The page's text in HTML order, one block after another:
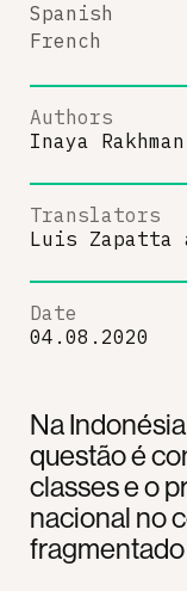
Na
questão é
classes e o
nacional no
Spanish
French
Authors
Inaya
Translators
Luis Zapatta
Date
04.08.2020